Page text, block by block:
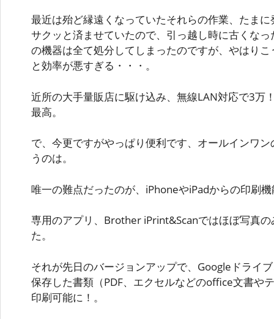
最近は殆ど縁遠くなっていたそれらの作業、たま
サクッと済ませていたので、引っ越し時に古くな
の機器は全て処分してしまったのですが、やはり
と効率が悪すぎる・・・。
近所の大手量販店に駆け込み、無線LAN対応で3万
最高。
で、今更ですがやっぱり便利です、オールインワ
うのは。
唯一の難点だったのが、iPhoneやiPadからの印刷
専用のアプリ、Brother iPrint&Scanではほぼ写真
た。
それが先日のバージョンアップで、Googleドライ
保存した書類（PDF、エクセルなどのoffice文書や
印刷可能に！。